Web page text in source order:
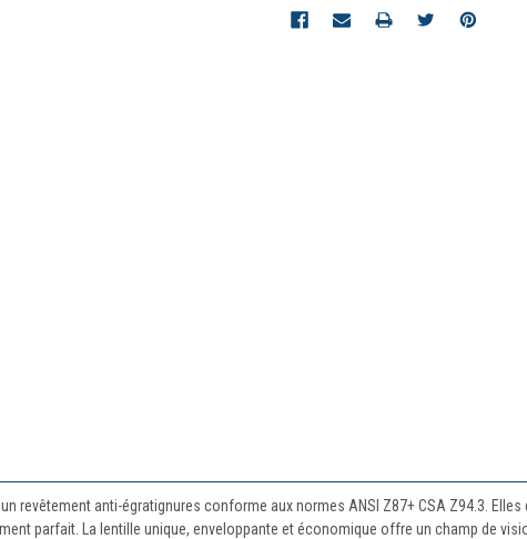
revêtement anti-égratignures conforme aux normes ANSI Z87+ CSA Z94.3.
parfait. La lentille unique, enveloppante et économique offre un champ de